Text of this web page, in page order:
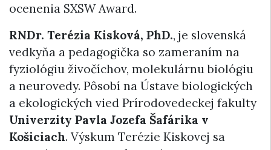
ocenenia SXSW Award.
RNDr. Terézia Kisková, PhD., je slovenská
vedkyňa a pedagogička so zameraním na
fyziológiu živočíchov, molekulárnu biológiu
a neurovedy. Pôsobí na Ústave biologických
a ekologických vied Prírodovedeckej fakulty
Univerzity Pavla Jozefa Šafárika v
Košiciach. Výskum Terézie Kiskovej sa